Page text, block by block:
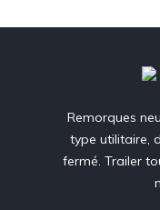
Remorques
type utilitaire,
fermé. Trailer